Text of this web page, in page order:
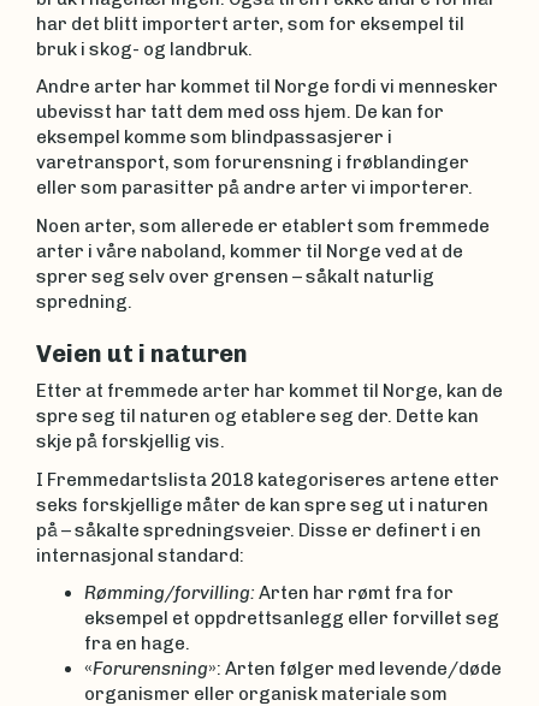
har det blitt importert arter, som for eksempel til
bruk i skog- og landbruk.
Andre arter har kommet til Norge fordi vi mennesker
ubevisst har tatt dem med oss hjem. De kan for
eksempel komme som blindpassasjerer i
varetransport, som forurensning i frøblandinger
eller som parasitter på andre arter vi importerer.
Noen arter, som allerede er etablert som fremmede
arter i våre naboland, kommer til Norge ved at de
sprer seg selv over grensen – såkalt naturlig
spredning.
Veien ut i naturen
Etter at fremmede arter har kommet til Norge, kan de
spre seg til naturen og etablere seg der. Dette kan
skje på forskjellig vis.
I Fremmedartslista 2018 kategoriseres artene etter
seks forskjellige måter de kan spre seg ut i naturen
på – såkalte spredningsveier. Disse er definert i en
internasjonal standard:
Rømming/forvilling: Arten har rømt fra for
eksempel et oppdrettsanlegg eller forvillet seg
fra en hage.
«Forurensning»: Arten følger med levende/døde
organismer eller organisk materiale som